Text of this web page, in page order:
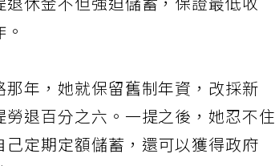
休金不但強迫儲蓄，保證最低收
年，她就保留舊制年資，改採新
退百分之六。一提之後，她忍不住
定期定額儲蓄，還可以獲得政府